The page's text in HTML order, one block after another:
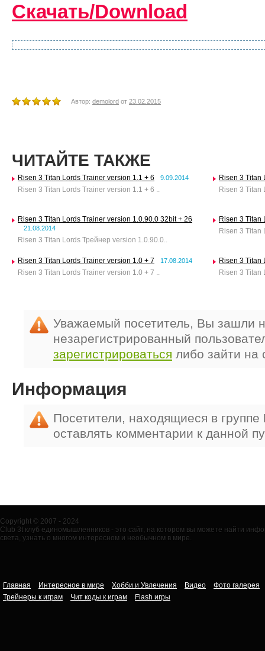
Скачать/Download
Автор: demolord от 23.02.2015
ЧИТАЙТЕ ТАКЖЕ
Risen 3 Titan Lords Trainer version 1.1 + 6 9.09.2014
Risen 3 Titan Lords Trainer version 1.1 + 6 ..
Risen 3 Titan
Risen 3 Titan
Risen 3 Titan Lords Trainer version 1.0.90.0 32bit + 26
21.08.2014
Risen 3 Titan Lords Трейнер version 1.0.90.0..
Risen 3 Titan
Risen 3 Titan
Risen 3 Titan Lords Trainer version 1.0 + 7 17.08.2014
Risen 3 Titan Lords Trainer version 1.0 + 7 ..
Risen 3 Titan
Risen 3 Titan
Уважаемый посетитель, Вы зашли
незарегистрированный
зарегистрироваться либо зайти на
Информация
Посетители, находящиеся в группе
оставлять комментарии к данной
Copyright © 2007 - 2024
Club 3t клуб единомышленников - это сайт, на котором вы можете найти
света, узнать о многом интересном и необычном в мире.
Главная Интересное в мире Хобби и Увлечения Видео
Фото галерея
Трейнеры к играм
Чит коды к играм Flash игры